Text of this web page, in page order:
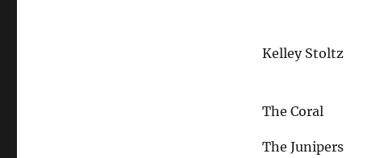
Kelley Stoltz
The Coral
The Junipers